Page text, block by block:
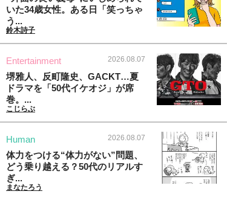
いた34歳女性。ある日「笑っちゃ
う...
鈴木詩子
Entertainment 2026.08.07
堺雅人、反町隆史、GACKT…夏
ドラマを「50代イケオジ」が席
巻。...
こじらぶ
Human 2026.08.07
体力をつける“体力がない”問題、
どう乗り越える？50代のリアルす
ぎ...
まなたろう